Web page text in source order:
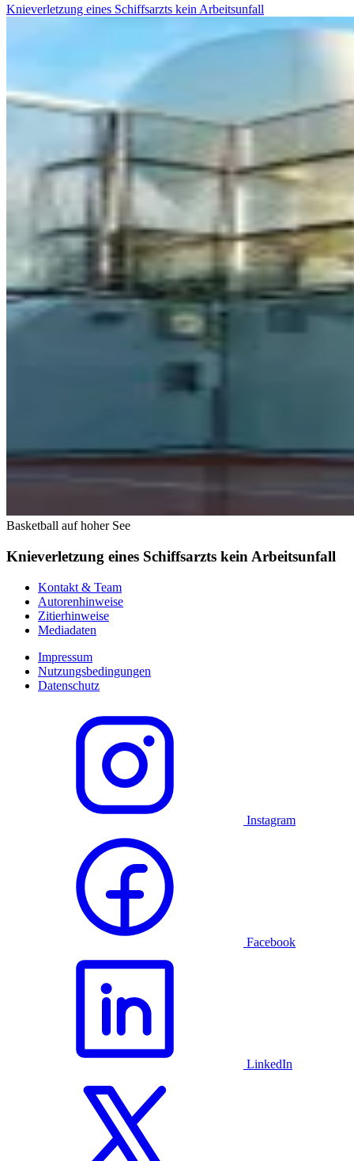
Knieverletzung eines Schiffsarzts kein Arbeitsunfall
Basketball auf hoher See
Knieverletzung eines Schiffsarzts kein Arbeitsunfall
Kontakt & Team
Autorenhinweise
Zitierhinweise
Mediadaten
Impressum
Nutzungsbedingungen
Datenschutz
Instagram
Facebook
LinkedIn